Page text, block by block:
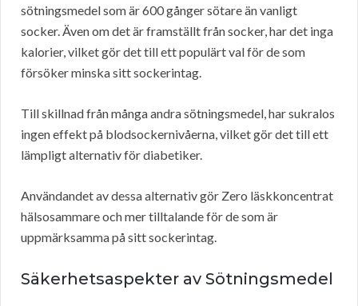
sötningsmedel som är 600 gånger sötare än vanligt
socker. Även om det är framställt från socker, har det inga
kalorier, vilket gör det till ett populärt val för de som
försöker minska sitt sockerintag.
Till skillnad från många andra sötningsmedel, har sukralos
ingen effekt på blodsockernivåerna, vilket gör det till ett
lämpligt alternativ för diabetiker.
Användandet av dessa alternativ gör Zero läskkoncentrat
hälsosammare och mer tilltalande för de som är
uppmärksamma på sitt sockerintag.
Säkerhetsaspekter av Sötningsmedel